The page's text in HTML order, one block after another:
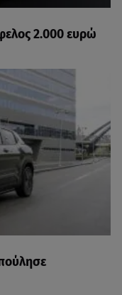
2.000 ευρώ